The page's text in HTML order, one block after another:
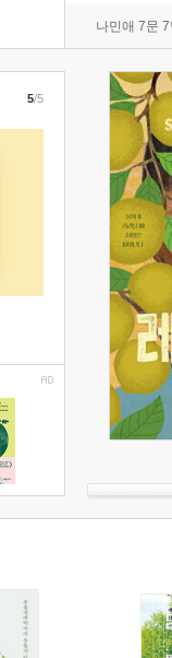
나민애 7문
5/5